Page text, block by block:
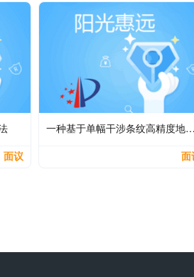
面议
一种基于单幅干涉条纹高精度地恢复波面的方法
面